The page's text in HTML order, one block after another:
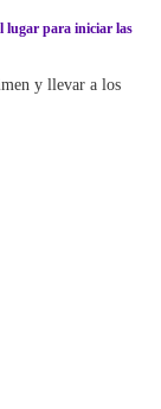
lugar para iniciar las
y llevar a los